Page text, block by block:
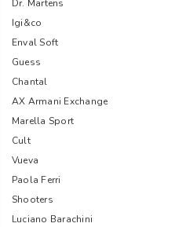
Dr. Martens
Igi&co
Enval Soft
Guess
Chantal
AX Armani Exchange
Marella Sport
Cult
Vueva
Paola Ferri
Shooters
Luciano Barachini